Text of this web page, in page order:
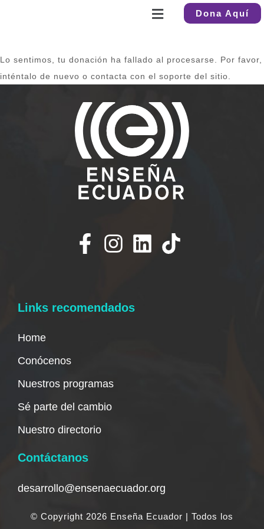
Dona Aquí
Lo sentimos, tu donación ha fallado al procesarse. Por favor,
inténtalo de nuevo o contacta con el soporte del sitio.
Links recomendados
Home
Conócenos
Nuestros programas
Sé parte del cambio
Nuestro directorio
Contáctanos
desarrollo@ensenaecuador.org
© Copyright 2026 Enseña Ecuador | Todos los